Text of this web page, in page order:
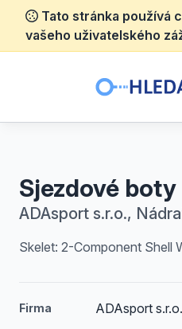
Tato stránka používá
vašeho uživatelského
Sjezdové boty
ADAsport s.r.o.,
Skelet: 2-Component Shell
Firma ADAsport s.r.o.